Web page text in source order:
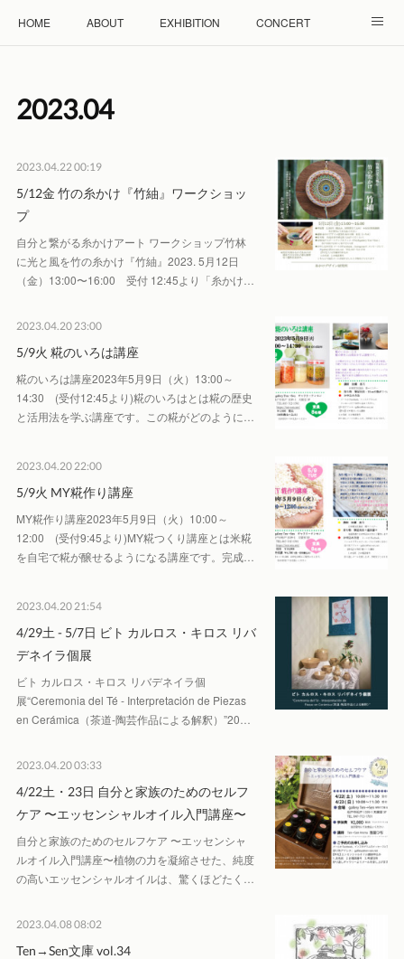
HOME ABOUT EXHIBITION CONCERT
RENTAL ACCESS
2023.04
2023.04.22 00:19
5/12金 竹の糸かけ『竹紬』ワークショッ
プ
自分と繋がる糸かけアート ワークショップ竹林
に光と風を竹の糸かけ『竹紬』2023. 5月12日
（金）13:00〜16:00 受付 12:45より「糸かけ…
2023.04.20 23:00
5/9火 糀のいろは講座
糀のいろは講座2023年5月9日（火） 13:00～
14:30 (受付12:45より)糀のいろはとは糀の歴史
と活⽤法を学ぶ講座です。この糀がどのように…
2023.04.20 22:00
5/9火 MY糀作り講座
MY糀作り講座2023年5月9日（火） 10:00～
12:00 (受付9:45より)MY糀つくり講座とは米糀
を自宅で糀が醸せるようになる講座です。完成…
2023.04.20 21:54
4/29土 - 5/7日 ビト カルロス・キロス リバ
デネイラ個展
ビト カルロス・キロス リバデネイラ個
展“Ceremonia del Té - Interpretación de Piezas
en Cerámica（茶道-陶芸作品による解釈）”20…
2023.04.20 03:33
4/22土・23日 自分と家族のためのセルフ
ケア 〜エッセンシャルオイル入門講座〜
自分と家族のためのセルフケア 〜エッセンシャ
ルオイル入門講座〜植物の力を凝縮させた、純度
の高いエッセンシャルオイルは、驚くほどたく…
2023.04.08 08:02
Ten→Sen文庫 vol.34